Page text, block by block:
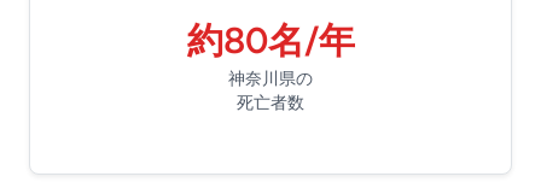
約80名/年
神奈川県の
死亡者数